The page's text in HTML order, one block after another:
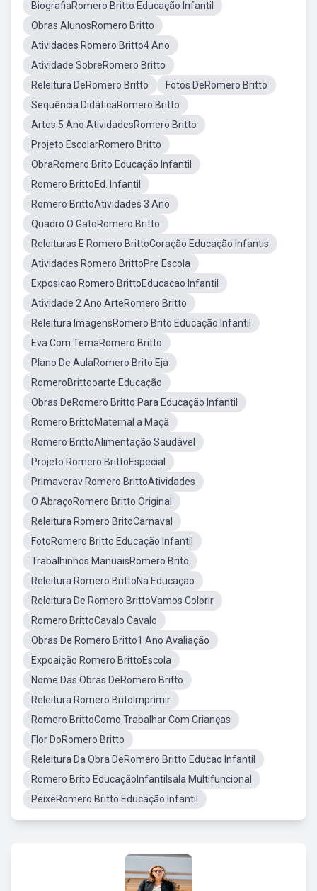
BiografiaRomero Britto Educação Infantil
Obras AlunosRomero Britto
Atividades Romero Britto4 Ano
Atividade SobreRomero Britto
Releitura DeRomero Britto
Fotos DeRomero Britto
Sequência DidáticaRomero Britto
Artes 5 Ano AtividadesRomero Britto
Projeto EscolarRomero Britto
ObraRomero Brito Educação Infantil
Romero BrittoEd. Infantil
Romero BrittoAtividades 3 Ano
Quadro O GatoRomero Britto
Releituras E Romero BrittoCoração Educação Infantis
Atividades Romero BrittoPre Escola
Exposicao Romero BrittoEducacao Infantil
Atividade 2 Ano ArteRomero Britto
Releitura ImagensRomero Brito Educação Infantil
Eva Com TemaRomero Britto
Plano De AulaRomero Brito Eja
RomeroBrittooarte Educação
Obras DeRomero Britto Para Educação Infantil
Romero BrittoMaternal a Maçã
Romero BrittoAlimentação Saudável
Projeto Romero BrittoEspecial
Primaverav Romero BrittoAtividades
O AbraçoRomero Britto Original
Releitura Romero BritoCarnaval
FotoRomero Britto Educação Infantil
Trabalhinhos ManuaisRomero Brito
Releitura Romero BrittoNa Educaçao
Releitura De Romero BrittoVamos Colorir
Romero BrittoCavalo Cavalo
Obras De Romero Britto1 Ano Avaliação
Expoaição Romero BrittoEscola
Nome Das Obras DeRomero Britto
Releitura Romero BritoImprimir
Romero BrittoComo Trabalhar Com Crianças
Flor DoRomero Britto
Releitura Da Obra DeRomero Britto Educao Infantil
Romero Brito EducaçãoInfantilsala Multifuncional
PeixeRomero Britto Educação Infantil